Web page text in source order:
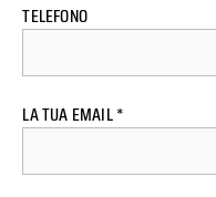
TELEFONO
LA TUA EMAIL *